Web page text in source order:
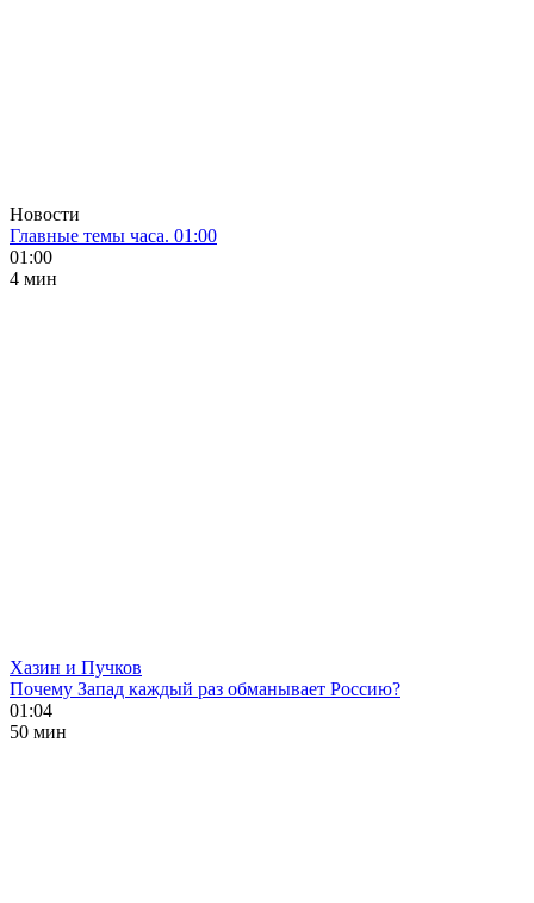
Новости
Главные темы часа. 01:00
01:00
4 мин
Хазин и Пучков
Почему Запад каждый раз обманывает Россию?
01:04
50 мин